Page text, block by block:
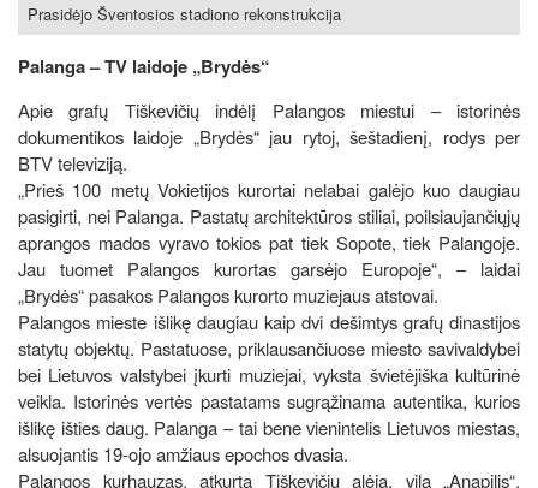
Prasidėjo Šventosios stadiono rekonstrukcija
Palanga – TV laidoje „Brydės“
Apie grafų Tiškevičių indėlį Palangos miestui – istorinės
dokumentikos laidoje „Brydės“ jau rytoj, šeštadienį, rodys per
BTV televiziją.
„Prieš 100 metų Vokietijos kurortai nelabai galėjo kuo daugiau
pasigirti, nei Palanga. Pastatų architektūros stiliai, poilsiaujančiųjų
aprangos mados vyravo tokios pat tiek Sopote, tiek Palangoje.
Jau tuomet Palangos kurortas garsėjo Europoje“, – laidai
„Brydės“ pasakos Palangos kurorto muziejaus atstovai.
Palangos mieste išlikę daugiau kaip dvi dešimtys grafų dinastijos
statytų objektų. Pastatuose, priklausančiuose miesto savivaldybei
bei Lietuvos valstybei įkurti muziejai, vyksta švietėjiška kultūrinė
veikla. Istorinės vertės pastatams sugrąžinama autentika, kurios
išlikę išties daug. Palanga – tai bene vienintelis Lietuvos miestas,
alsuojantis 19-ojo amžiaus epochos dvasia.
Palangos kurhauzas, atkurta Tiškevičių alėja, vila „Anapilis“,